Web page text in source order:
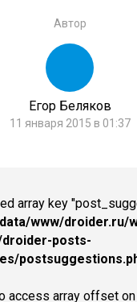
Автор
Егор Беляков
11 января 2015 в 01:37
array key
www/droider.ru/
posts-
access array offset